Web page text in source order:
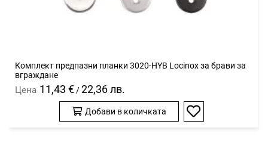
Комплект предпазни планки 3020-HYB Locinox за брави за
вграждане
Цена 11,43 € /22,36 лв.
Добави в количката
Добави